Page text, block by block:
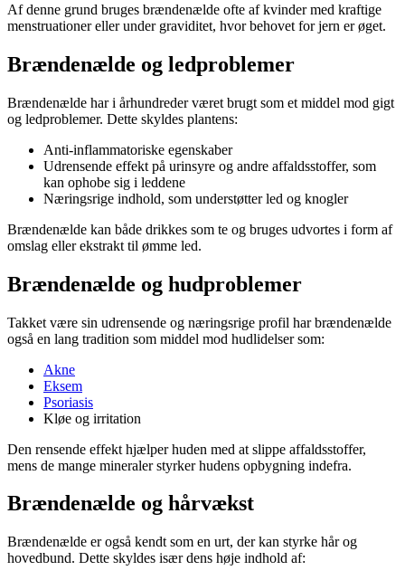
Af denne grund bruges brændenælde ofte af kvinder med kraftige
menstruationer eller under graviditet, hvor behovet for jern er øget.
Brændenælde og ledproblemer
Brændenælde har i århundreder været brugt som et middel mod gigt
og ledproblemer. Dette skyldes plantens:
Anti-inflammatoriske egenskaber
Udrensende effekt på urinsyre og andre affaldsstoffer, som
kan ophobe sig i leddene
Næringsrige indhold, som understøtter led og knogler
Brændenælde kan både drikkes som te og bruges udvortes i form af
omslag eller ekstrakt til ømme led.
Brændenælde og hudproblemer
Takket være sin udrensende og næringsrige profil har brændenælde
også en lang tradition som middel mod hudlidelser som:
Akne
Eksem
Psoriasis
Kløe og irritation
Den rensende effekt hjælper huden med at slippe affaldsstoffer,
mens de mange mineraler styrker hudens opbygning indefra.
Brændenælde og hårvækst
Brændenælde er også kendt som en urt, der kan styrke hår og
hovedbund. Dette skyldes især dens høje indhold af: